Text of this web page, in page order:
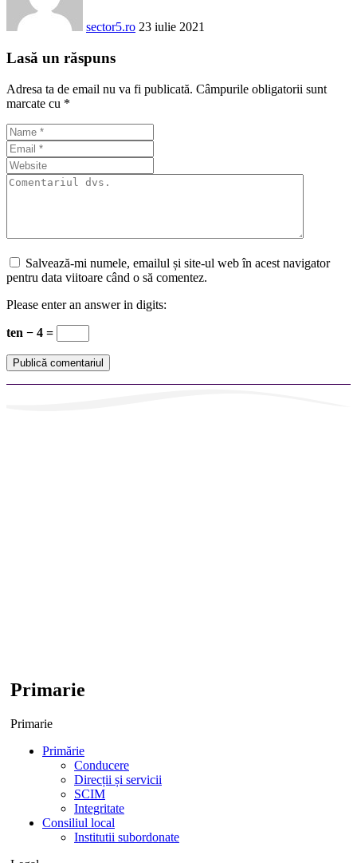
sector5.ro 23 iulie 2021
Lasă un răspuns
Adresa ta de email nu va fi publicată. Câmpurile obligatorii sunt
marcate cu *
Salvează-mi numele, emailul și site-ul web în acest navigator
pentru data viitoare când o să comentez.
Please enter an answer in digits:
ten − 4 =
Primarie
Primarie
Primărie
Conducere
Direcții și servicii
SCIM
Integritate
Consiliul local
Institutii subordonate